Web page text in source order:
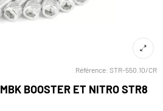
Référence: STR-550.10/CR
BOOSTER ET NITRO STR8